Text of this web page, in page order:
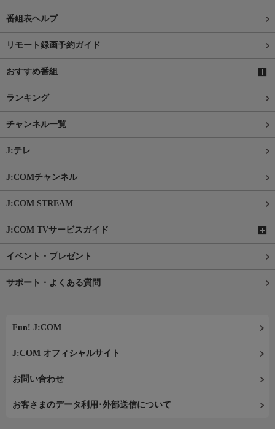
番組表ヘルプ
リモート録画予約ガイド
おすすめ番組
ランキング
チャンネル一覧
J:テレ
J:COMチャンネル
J:COM STREAM
J:COM TVサービスガイド
イベント・プレゼント
サポート・よくある質問
Fun! J:COM
J:COM オフィシャルサイト
お問い合わせ
お客さまのデータ利用･外部送信について